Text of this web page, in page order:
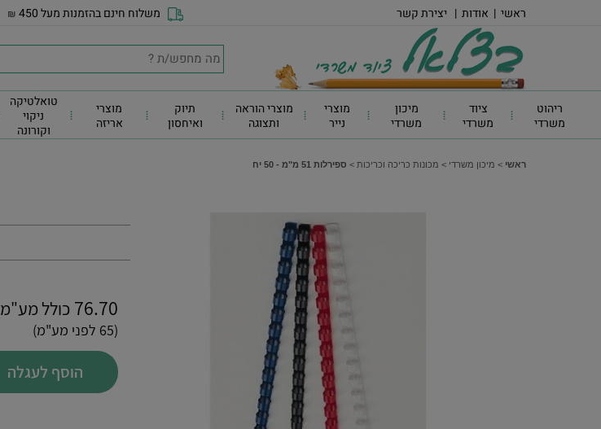
ראשי | אודות | יצירת קשר משלוח חינם בהזמנות מעל 450 ₪
ריהוט
משרדי
ציוד
משרדי
מיכון
משרדי
מוצרי
נייר
מוצרי הוראה
ותצוגה
תיוק
ואיחסון
מוצרי
אריזה
טואלטיקה
ניקוי
וקורונה
ראשי > מיכון משרדי > מכונות כריכה וכריכות > ספירלות 51 מ"מ - 50 יח
76.70 כולל מע"מ
(65 לפני מע"מ)
הוסף לעגלה